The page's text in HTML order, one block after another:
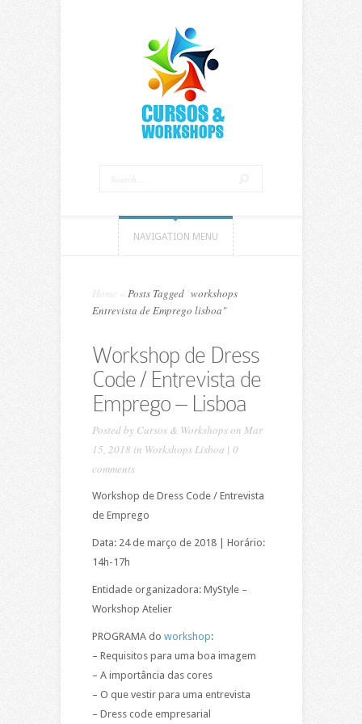
NAVIGATION MENU
Home Posts Tagged workshops
Entrevista de Emprego lisboa"
Workshop de Dress
Code / Entrevista de
Emprego – Lisboa
Posted by Cursos & Workshopson Mar
15, 2018 in Workshops Lisboa | 0
comments
Workshop de Dress Code / Entrevista
de Emprego
Data: 24 de março de 2018 | Horário:
14h-17h
Entidade organizadora: MyStyle –
Workshop Atelier
PROGRAMA do workshop:
– Requisitos para uma boa imagem
– A importância das cores
– O que vestir para uma entrevista
– Dress code empresarial